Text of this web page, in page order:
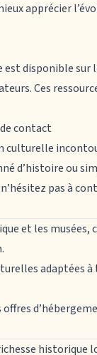
apprécier
disponible sur
Ces
contact
culturelle
d’histoire ou
pas à
et les musées,
adaptées
historique